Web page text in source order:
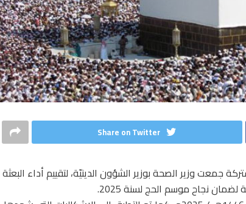
Share on Twitter
وزير الصحة بوزير الشؤون الدينيّة، لتقييم أداء البعثة